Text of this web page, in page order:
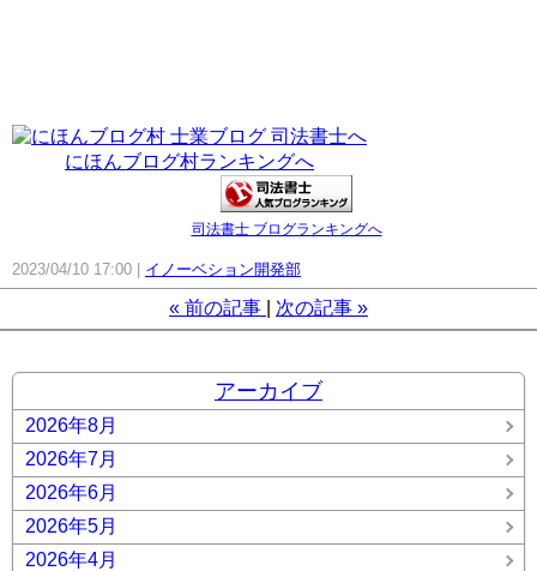
にほんブログ村ランキングへ
司法書士 ブログランキングへ
2023/04/10 17:00 イノーベション開発部
« 前の記事 次の記事 »
アーカイブ
2026年8月
2026年7月
2026年6月
2026年5月
2026年4月